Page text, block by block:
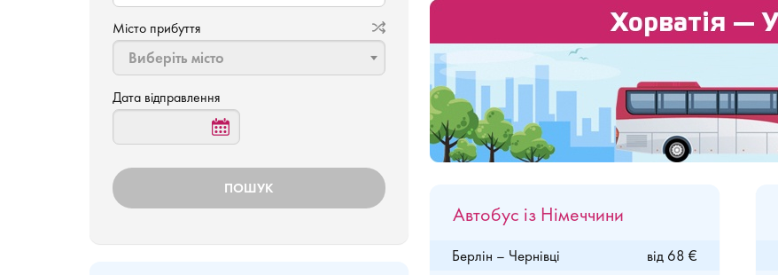
Місто прибуття
Виберіть місто
Дата відправлення
Автобус із Німеччини
Берлін – Чернівці
від 68 €